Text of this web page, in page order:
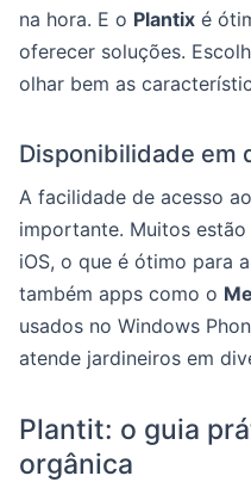
na hora. E o Plantix é
oferecer soluções.
olhar bem as
Disponibilidade em
A facilidade de acesso
importante. Muitos
iOS, o que é ótimo para
também apps como o
usados no Windows
atende jardineiros em
Plantit: o guia
orgânica